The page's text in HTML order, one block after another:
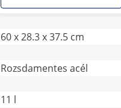
60 x 28.3 x 37.5 cm
Rozsdamentes acél
11 l